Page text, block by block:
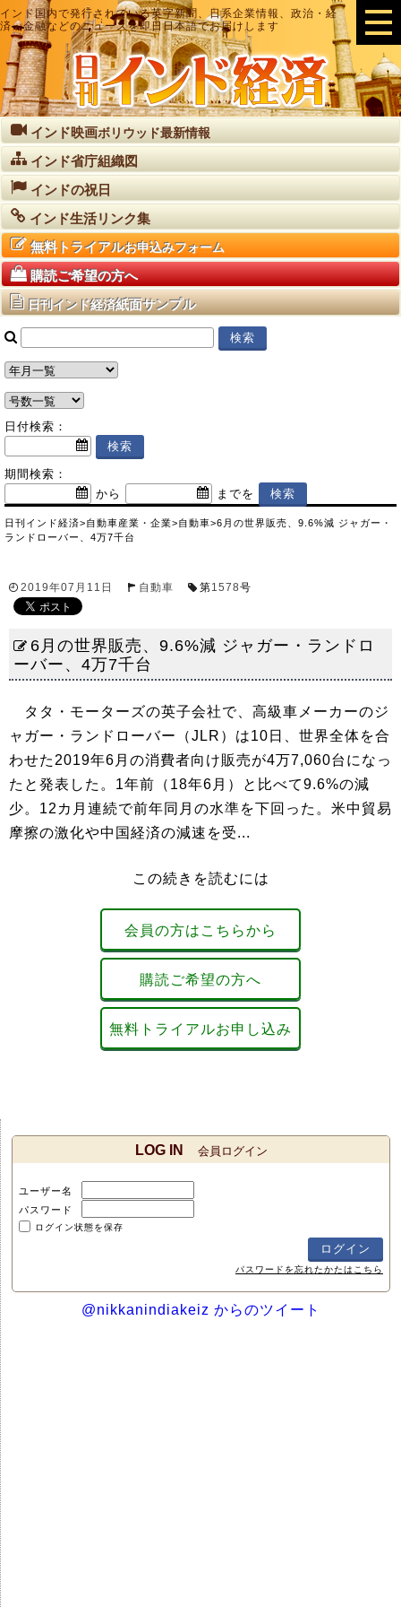
インド国内で発行されている英字新聞、日系企業情報、政治・経
済・金融などのニュースを即日日本語でお届けします
インド映画ボリウッド最新情報
インド省庁組織図
インドの祝日
インド生活リンク集
無料トライアルお申込みフォーム
購読ご希望の方へ
日刊インド経済紙面サンプル
日付検索：
期間検索：
から
までを
日刊インド経済>自動車産業・企業>自動車>6月の世界販売、9.6%減 ジャガー・
ランドローバー、4万7千台
2019年07月11日 自動車 第1578号
6月の世界販売、9.6%減 ジャガー・ランドロ
ーバー、4万7千台
タタ・モーターズの英子会社で、高級車メーカーのジ
ャガー・ランドローバー（JLR）は10日、世界全体を合
わせた2019年6月の消費者向け販売が4万7,060台になっ
たと発表した。1年前（18年6月）と比べて9.6%の減
少。12カ月連続で前年同月の水準を下回った。米中貿易
摩擦の激化や中国経済の減速を受...
この続きを読むには
会員の方はこちらから
購読ご希望の方へ
無料トライアルお申し込み
LOG IN 会員ログイン
ユーザー名
パスワード
ログイン状態を保存
パスワードを忘れたかたはこちら
@nikkanindiakeiz からのツイート